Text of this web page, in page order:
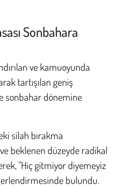
Sonbahara
ve kamuoyunda
tartışılan geniş
sonbahar dönemine
silah bırakma
beklenen düzeyde radikal
"Hiç gitmiyor diyemeyiz
bulundu.